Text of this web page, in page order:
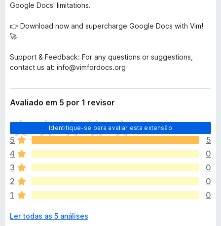
Google Docs' limitations.
👉 Download now and supercharge Google Docs with Vim!
🚀
Support & Feedback: For any questions or suggestions,
contact us at: info@vimfordocs.org
Avaliado em 5 por 1 revisor
Identifique-se para avaliar esta extensão
A
i
n
d
a
n
ã
o
x
5
5
4
0
3
0
2
0
1
0
Ler todas as 5 análises